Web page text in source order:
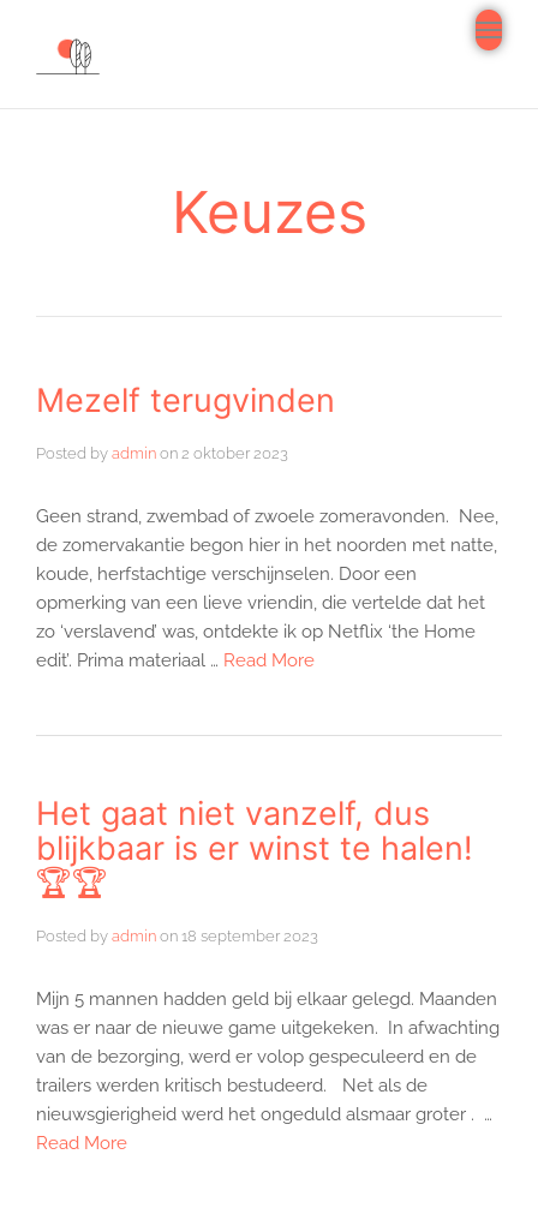
Keuzes
Mezelf terugvinden
Posted by admin on 2 oktober 2023
Geen strand, zwembad of zwoele zomeravonden. Nee,
de zomervakantie begon hier in het noorden met natte,
koude, herfstachtige verschijnselen. Door een
opmerking van een lieve vriendin, die vertelde dat het
zo ‘verslavend’ was, ontdekte ik op Netflix ‘the Home
edit’. Prima materiaal … Read More
Het gaat niet vanzelf, dus
blijkbaar is er winst te halen!
🏆🏆
Posted by admin on 18 september 2023
Mijn 5 mannen hadden geld bij elkaar gelegd. Maanden
was er naar de nieuwe game uitgekeken. In afwachting
van de bezorging, werd er volop gespeculeerd en de
trailers werden kritisch bestudeerd. Net als de
nieuwsgierigheid werd het ongeduld alsmaar groter . …
Read More